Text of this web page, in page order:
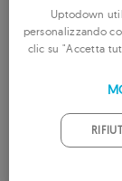
Uptodown
personalizzando
clic su "Accetta